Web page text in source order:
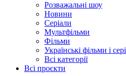
Розважальні шоу
Новини
Серіали
Мультфільми
Фільми
Українські фільми і
Всі категорії
Всі проєкти